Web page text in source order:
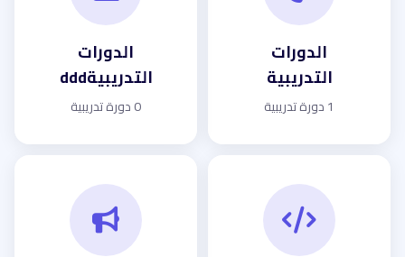
الدورات
التدريبية
1 دورة تدريبية
الدورات
التدريبيةddd
0 دورة تدريبية